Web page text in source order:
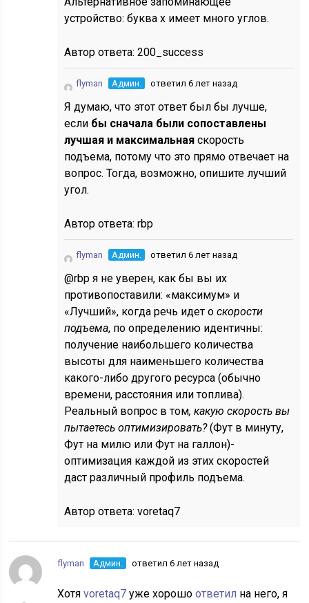
устройство: буква x имеет много углов.
Автор ответа:200_success
flyman Админ. ответил 6 лет назад
Я думаю, что этот ответ был бы лучше,
если бы сначала были сопоставлены
лучшая и максимальнаяскорость
подъема, потому что это прямо отвечает на
вопрос. Тогда, возможно, опишите лучший
угол.
Автор ответа:rbp
flyman Админ. ответил 6 лет назад
@rbp я не уверен, как бы вы их
противопоставили: «максимум» и
«Лучший», когда речь идет оскорости
подъема, по определению идентичны:
получение наибольшего количества
высоты для наименьшего количества
какого-либо другого ресурса (обычно
времени, расстояния или топлива).
Реальный вопрос в том, какую скорость вы
пытаетесь оптимизировать?(Фут в минуту,
Фут на милю или Фут на галлон)-
оптимизация каждой из этих скоростей
даст различный профиль подъема.
Автор ответа:voretaq7
flyman Админ. ответил 6 лет назад
Хотяvoretaq7уже хорошоответил на него, я